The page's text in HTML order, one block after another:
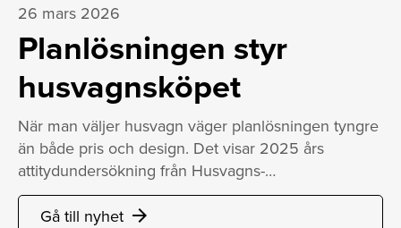
26 mars 2026
Planlösningen styr
husvagnsköpet
När man väljer husvagn väger planlösningen tyngre
än både pris och design. Det visar 2025 års
attitydundersökning från Husvagns-…
Gå till nyhet arrow_forward